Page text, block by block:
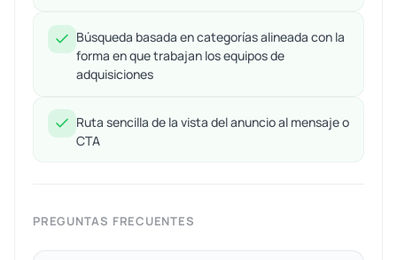
Búsqueda basada en categorías alineada con la
forma en que trabajan los equipos de
adquisiciones
Ruta sencilla de la vista del anuncio al mensaje o
CTA
PREGUNTAS FRECUENTES